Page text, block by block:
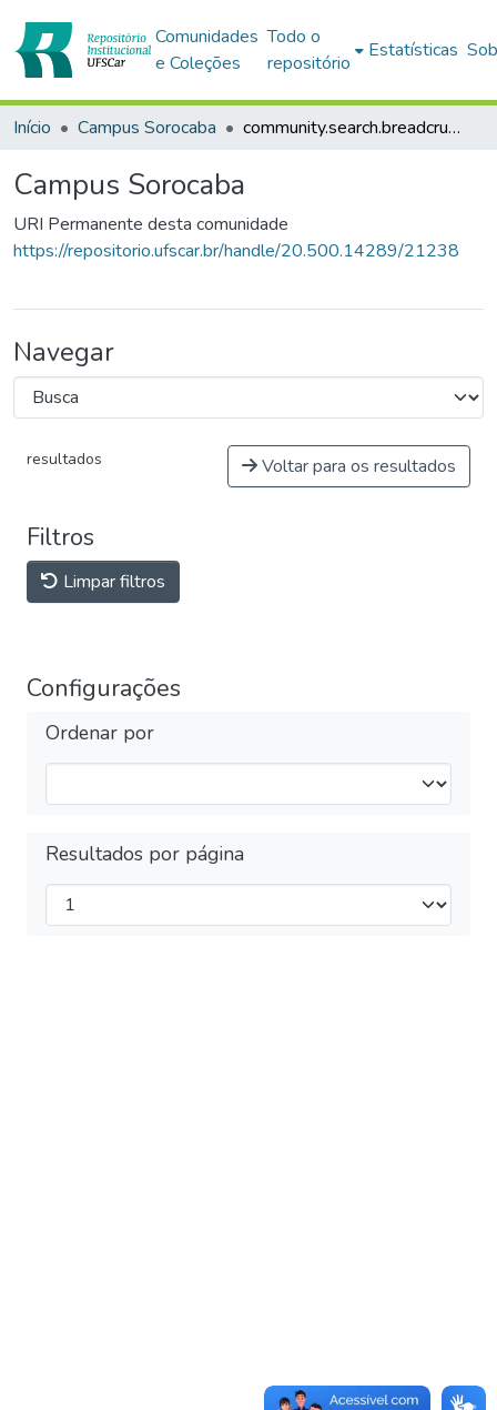
Comunidades
e Coleções
Todo o
repositório
Estatísticas
Início Campus Sorocaba community.search.breadcrumbs
Campus Sorocaba
URI Permanente desta comunidade
https://repositorio.ufscar.br/handle/20.500.14289/21238
Navegar
resultados Voltar para os resultados
Filtros
Limpar filtros
Configurações
Ordenar por
Resultados por página